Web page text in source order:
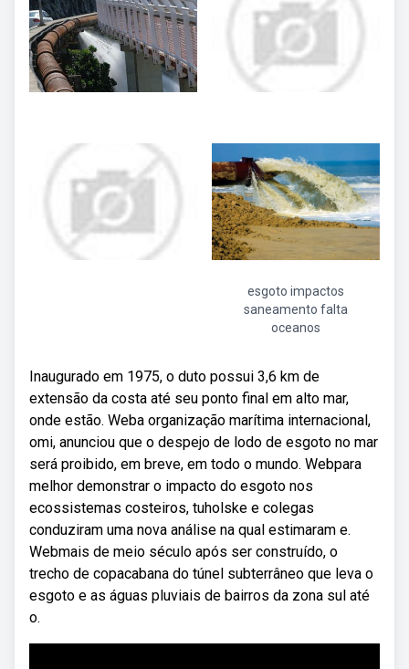
esgoto impactos
saneamento falta
oceanos
Inaugurado em 1975, o duto possui 3,6 km de
extensão da costa até seu ponto final em alto mar,
onde estão. Weba organização marítima internacional,
omi, anunciou que o despejo de lodo de esgoto no mar
será proibido, em breve, em todo o mundo. Webpara
melhor demonstrar o impacto do esgoto nos
ecossistemas costeiros, tuholske e colegas
conduziram uma nova análise na qual estimaram e.
Webmais de meio século após ser construído, o
trecho de copacabana do túnel subterrâneo que leva o
esgoto e as águas pluviais de bairros da zona sul até
o.